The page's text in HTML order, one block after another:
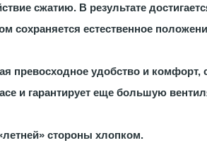
сжатию. В результате
естественное
превосходное удобство и комфорт,
и гарантирует еще большую
стороны хлопком.